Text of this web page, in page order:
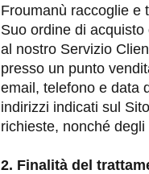
Froumanù raccoglie e
Suo ordine di
al nostro Servizio
presso un punto
email, telefono e data
indirizzi indicati sul
richieste, nonché
2. Finalità del